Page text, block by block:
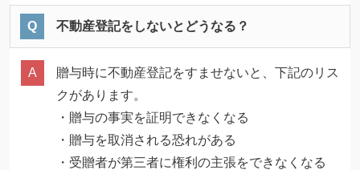
不動産登記をしないとどうなる？
贈与時に不動産登記をすませないと、下記のリス
クがあります。
・贈与の事実を証明できなくなる
・贈与を取消される恐れがある
・受贈者が第三者に権利の主張をできなくなる